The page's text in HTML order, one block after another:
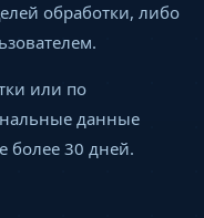
обработки, либо
или по
данные
более 30 дней.